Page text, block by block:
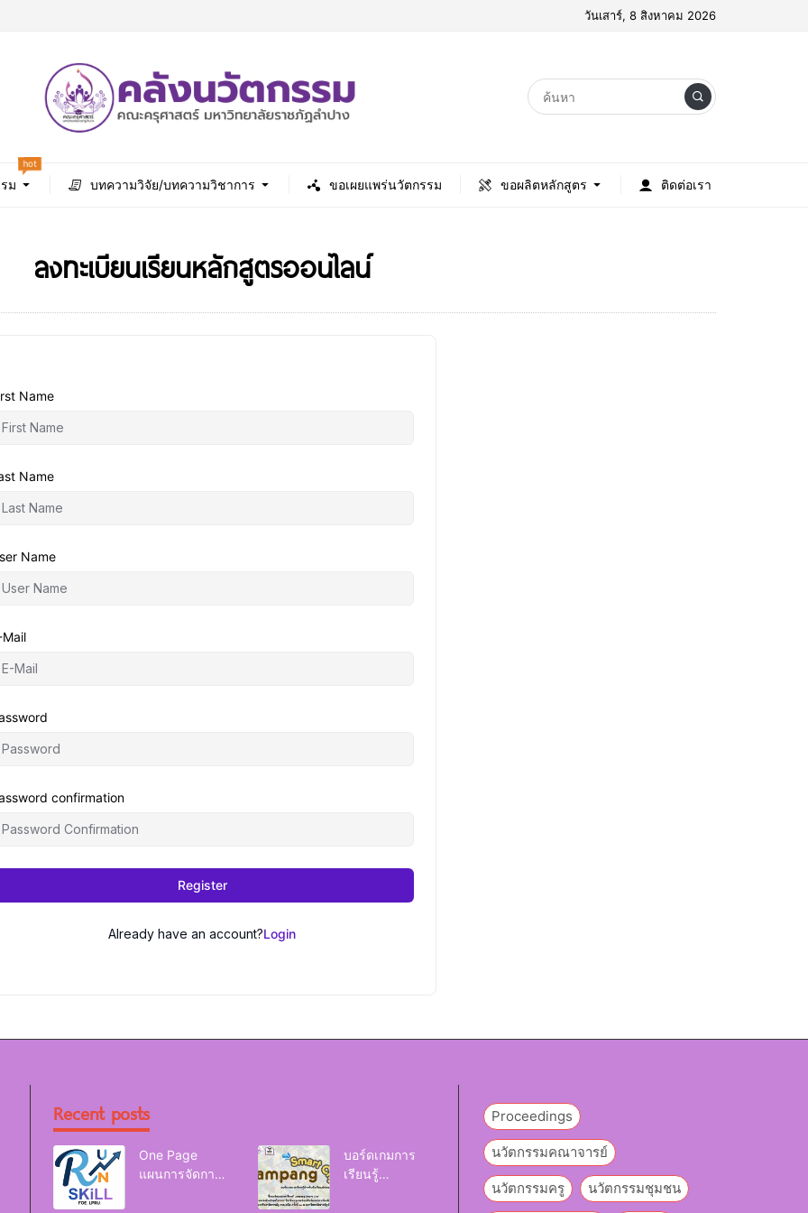
วันเสาร์, 8 สิงหาคม 2026
ม
hot
บทความวิจัย/บทความวิชาการ ขอเผยแพร่นวัตกรรม ขอผลิตหลักสูตร ติดต่อเรา
ลงทะเบียนเรียนหลักสูตรออนไลน์
Name
Name
Name
Mail
confirmation
Register
Already have an account?Login
Recent posts
One Page
แผนการจัดการ
บอร์ดเกมการ
เรียนรู้
Proceedings
นวัตกรรมคณาจารย์
นวัตกรรมครู นวัตกรรมชุมชน